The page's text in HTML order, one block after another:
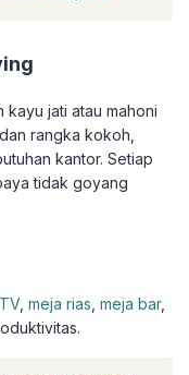
jati atau mahoni
rangka kokoh,
kantor. Setiap
tidak goyang
, meja rias meja bar,